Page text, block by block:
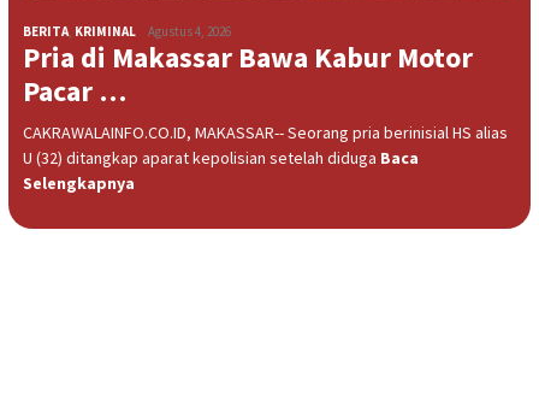
BERITA, KRIMINAL Agustus 4, 2026
Pria di Makassar Bawa Kabur Motor
Pacar …
CAKRAWALAINFO.CO.ID, MAKASSAR-- Seorang pria berinisial HS alias
U (32) ditangkap aparat kepolisian setelah diduga Baca
Selengkapnya